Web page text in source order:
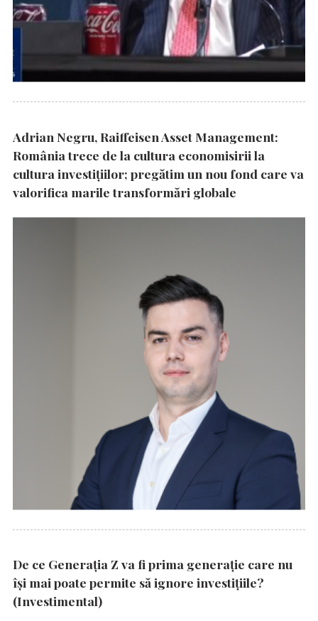
Adrian Negru, Raiffeisen Asset Management:
România trece de la cultura economisirii la
cultura investițiilor; pregătim un nou fond care va
valorifica marile transformări globale
De ce Generația Z va fi prima generație care nu
își mai poate permite să ignore investițiile?
(Investimental)